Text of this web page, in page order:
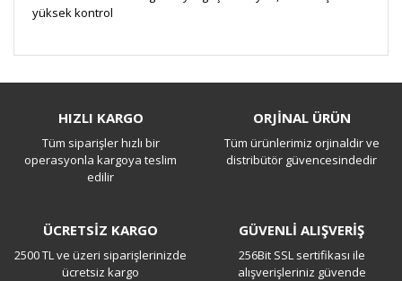
yüksek kontrol
Yorum Yaz
HIZLI KARGO
Tüm siparişler hızlı bir
operasyonla kargoya teslim
edilir
ORJİNAL ÜRÜN
Tüm ürünlerimiz orjinaldir ve
distribütör güvencesindedir
ÜCRETSİZ KARGO
2500 TL ve üzeri siparişlerinizde
ücretsiz kargo
GÜVENLİ ALIŞVERİŞ
256Bit SSL sertifikası ile
alışverişleriniz güvende